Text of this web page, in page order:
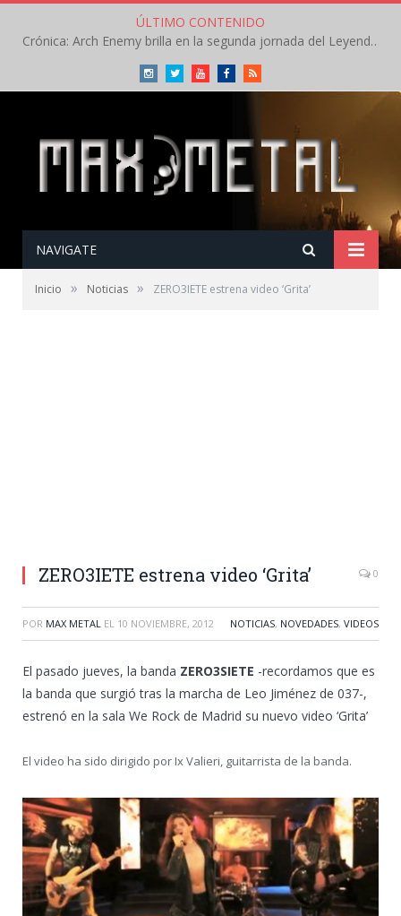
ÚLTIMO CONTENIDO
Crónica: Arch Enemy brilla en la segunda jornada del Leyendas del Rock – Jueves – Agosto 2026
InstagramTwitterYoutubeFacebookRSS
NAVIGATE
Inicio » Noticias » ZERO3IETE estrena video ‘Grita’
ZERO3IETE estrena video ‘Grita’ 0
POR MAX METAL EL 10 NOVIEMBRE, 2012 NOTICIAS, NOVEDADES, VIDEOS
El pasado jueves, la banda ZERO3SIETE -recordamos que es
la banda que surgió tras la marcha de Leo Jiménez de 037-,
estrenó en la sala We Rock de Madrid su nuevo video ‘Grita’
El video ha sido dirigido por Ix Valieri, guitarrista de la banda.